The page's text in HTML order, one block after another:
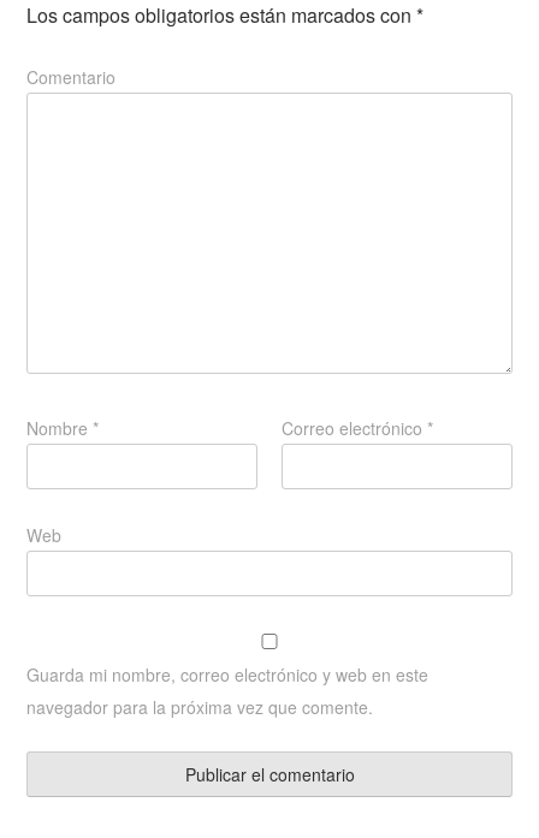
Los campos obligatorios están marcados con*
Comentario
Nombre* Correo electrónico*
Web
Guarda mi nombre, correo electrónico y web en este
navegador para la próxima vez que comente.